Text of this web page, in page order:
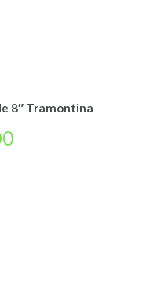
8″ Tramontina